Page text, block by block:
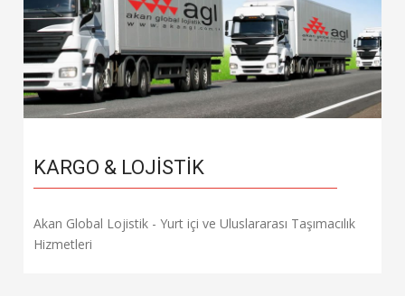
KARGO & LOJISTIK
Akan Global Lojistik - Yurt içi ve Uluslararası Taşımacılık
Hizmetleri